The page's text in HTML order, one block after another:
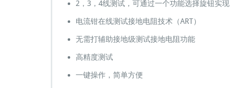
2，3，4线测试，可通过一个功能选择旋钮实现
电流钳在线测试接地电阻技术（ART）
无需打辅助接地级测试接地电阻功能
高精度测试
一键操作，简单方便